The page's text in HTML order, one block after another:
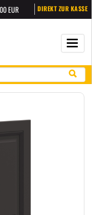
EUR DIREKT ZUR KASSE